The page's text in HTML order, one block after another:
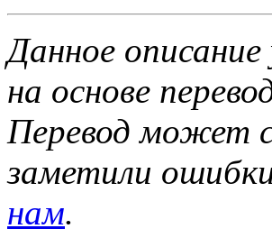
Данное
на основе
Перевод может
заметили
нам.